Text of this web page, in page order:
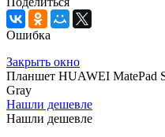
Ошибка
Закрыть окно
Планшет HUAWEI MatePad
Gray
Нашли дешевле
Нашли дешевле